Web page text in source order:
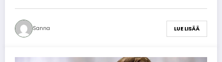
Sanna LUE LISÄÄ